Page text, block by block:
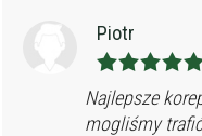
Piotr
Najlepsze
mogliśmy